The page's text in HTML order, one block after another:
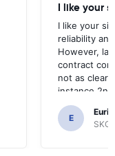
I like your
I like your
reliability
However,
contract
not as clear
instance
the most
your site.
E
SKG